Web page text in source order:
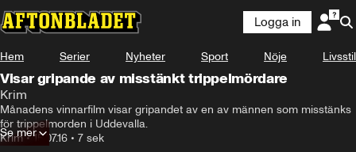
Logga in
Hem Serier Nyheter Sport Nöje Livsstil
Visar gripande av misstänkt trippelmördare
Krim
Månadens vinnarfilm visar gripandet av en av männen som misstänks
för trippelmorden i Uddevalla.
Krim•15.07.16 • 7 sek
Se mer